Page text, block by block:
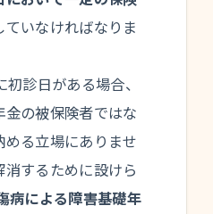
ていなければなりま
診日がある場合、
の被保険者ではな
る立場にありませ
するために設けら
病による障害基礎年